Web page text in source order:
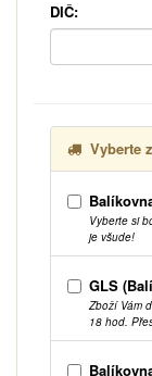
DIČ:
Vyberte
Vyberte si
je všude!
GLS
Zboží Vám
18 hod.